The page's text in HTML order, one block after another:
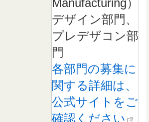
Manufacturing）
デザイン部門、
プレデザコン部
門
各部門の募集に
関する詳細は、
公式サイトをご
確認ください